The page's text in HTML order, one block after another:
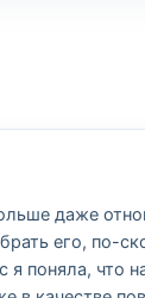
даже
его, по-
поняла, что